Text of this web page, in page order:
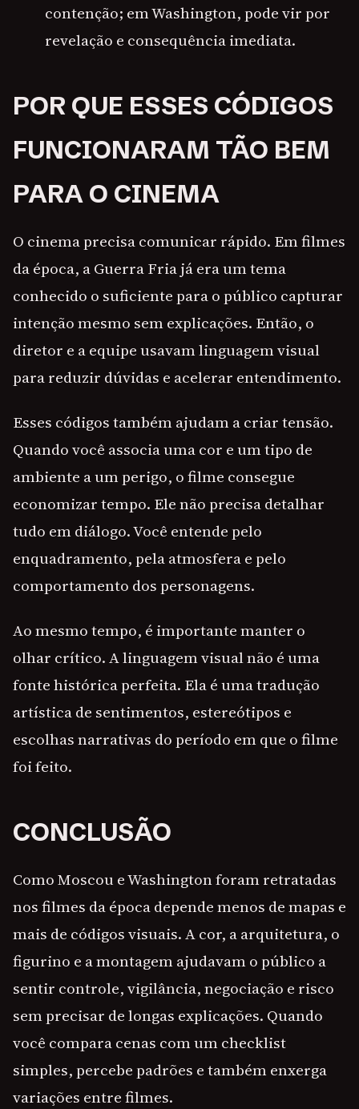
contenção; em Washington, pode vir por
revelação e consequência imediata.
POR QUE ESSES CÓDIGOS
FUNCIONARAM TÃO BEM
PARA O CINEMA
O cinema precisa comunicar rápido. Em filmes
da época, a Guerra Fria já era um tema
conhecido o suficiente para o público capturar
intenção mesmo sem explicações. Então, o
diretor e a equipe usavam linguagem visual
para reduzir dúvidas e acelerar entendimento.
Esses códigos também ajudam a criar tensão.
Quando você associa uma cor e um tipo de
ambiente a um perigo, o filme consegue
economizar tempo. Ele não precisa detalhar
tudo em diálogo. Você entende pelo
enquadramento, pela atmosfera e pelo
comportamento dos personagens.
Ao mesmo tempo, é importante manter o
olhar crítico. A linguagem visual não é uma
fonte histórica perfeita. Ela é uma tradução
artística de sentimentos, estereótipos e
escolhas narrativas do período em que o filme
foi feito.
CONCLUSÃO
Como Moscou e Washington foram retratadas
nos filmes da época depende menos de mapas e
mais de códigos visuais. A cor, a arquitetura, o
figurino e a montagem ajudavam o público a
sentir controle, vigilância, negociação e risco
sem precisar de longas explicações. Quando
você compara cenas com um checklist
simples, percebe padrões e também enxerga
variações entre filmes.